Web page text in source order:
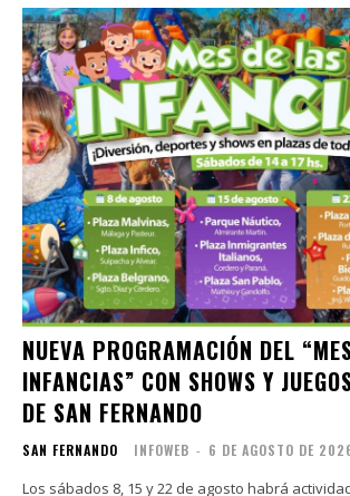
NUEVA PROGRAMACIÓN DEL
INFANCIAS” CON SHOWS Y
DE SAN FERNANDO
SAN FERNANDO INFOWEB - 6 DE AGOSTO DE
Los sábados 8, 15 y 22 de agosto habrá